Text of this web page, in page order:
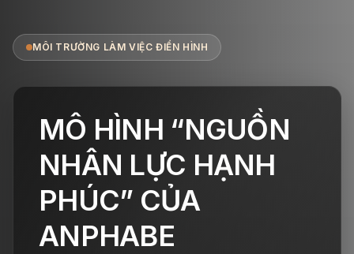
MÔI TRƯỜNG LÀM VIỆC ĐIỂN HÌNH
MÔ HÌNH “NGUỒN
NHÂN LỰC HẠNH
PHÚC” CỦA
ANPHABE